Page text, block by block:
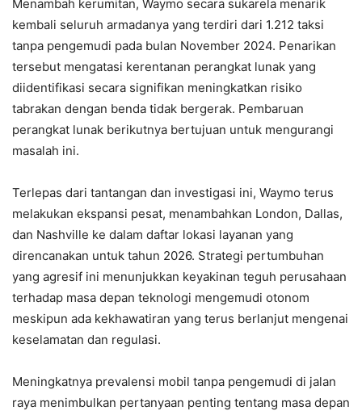
Menambah kerumitan, Waymo secara sukarela menarik
kembali seluruh armadanya yang terdiri dari 1.212 taksi
tanpa pengemudi pada bulan November 2024. Penarikan
tersebut mengatasi kerentanan perangkat lunak yang
diidentifikasi secara signifikan meningkatkan risiko
tabrakan dengan benda tidak bergerak. Pembaruan
perangkat lunak berikutnya bertujuan untuk mengurangi
masalah ini.
Terlepas dari tantangan dan investigasi ini, Waymo terus
melakukan ekspansi pesat, menambahkan London, Dallas,
dan Nashville ke dalam daftar lokasi layanan yang
direncanakan untuk tahun 2026. Strategi pertumbuhan
yang agresif ini menunjukkan keyakinan teguh perusahaan
terhadap masa depan teknologi mengemudi otonom
meskipun ada kekhawatiran yang terus berlanjut mengenai
keselamatan dan regulasi.
Meningkatnya prevalensi mobil tanpa pengemudi di jalan
raya menimbulkan pertanyaan penting tentang masa depan